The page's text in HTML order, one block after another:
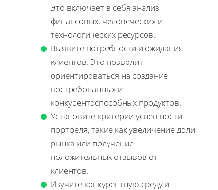
Это включает в себя анализ
финансовых, человеческих и
технологических ресурсов.
Выявите потребности и ожидания
клиентов. Это позволит
ориентироваться на создание
востребованных и
конкурентоспособных продуктов.
Установите критерии успешности
портфеля, такие как увеличение доли
рынка или получение
положительных отзывов от
клиентов.
Изучите конкурентную среду и